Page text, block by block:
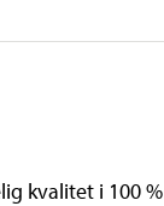
kvalitet i 100